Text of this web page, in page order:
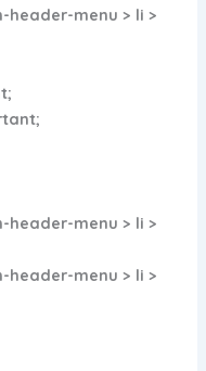
menu > li >
menu > li >
menu > li >